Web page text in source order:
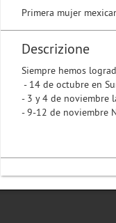
Primera mujer
Descrizione
Siempre hemos
- 14 de octubre en
- 3 y 4 de noviembre
- 9-12 de noviembre